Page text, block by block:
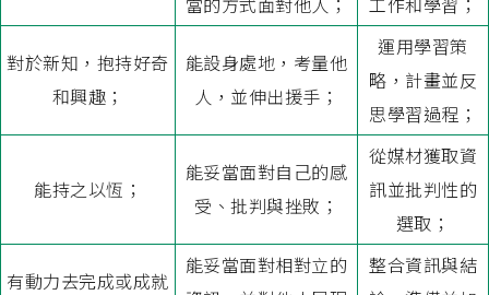
對於新知，抱持好奇
和興趣；
能設身處地，考量他
人，並伸出援手；
運用學習策
略，計畫並反
思學習過程；
能持之以恆；
能妥當面對自己的感
受、批判與挫敗；
從媒材獲取資
訊並批判性的
選取；
有動力去完成或成就
能妥當面對相對立的
整合資訊與結